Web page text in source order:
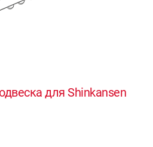
для Shinkansen
0 000